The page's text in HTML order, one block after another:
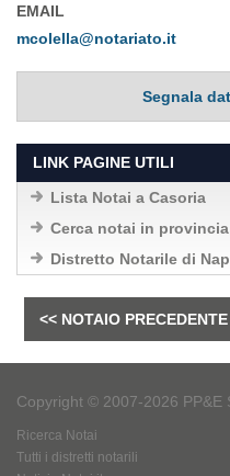
EMAIL
mcolella@notariato.it
Segnala
LINK PAGINE UTILI
Lista Notai a Casoria
Cerca notai in
Distretto Notarile di
<< NOTAIO PRECEDENTE
Copyright © 2007-2026 PP&E
Ricerca Notai
Tutti i distretti notarili